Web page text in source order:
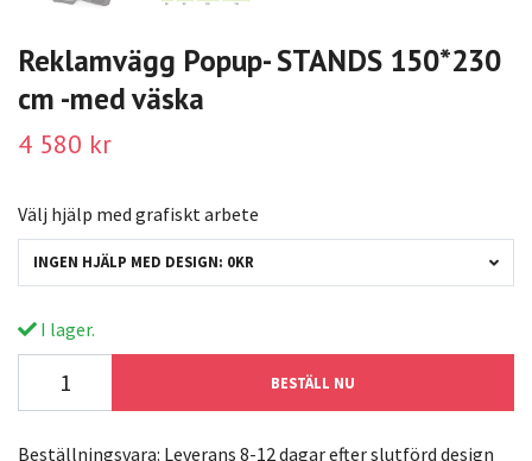
Reklamvägg Popup- STANDS 150*230
cm -med väska
4 580 kr
Välj hjälp med grafiskt arbete
INGEN HJÄLP MED DESIGN: 0KR
I lager.
BESTÄLL NU
Beställningsvara: Leverans 8-12 dagar efter slutförd design